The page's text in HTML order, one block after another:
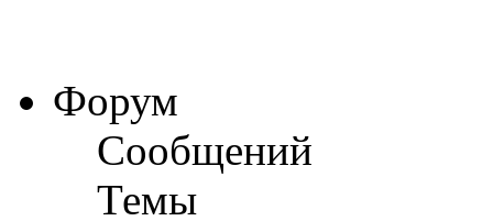
Форум
Сообщений
Темы